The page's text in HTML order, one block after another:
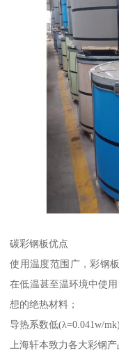
碳彩钢板优点
使用温度范围广，彩钢
在低温甚至温环境中使
想的绝热材料；
导热系数低(λ=0.041w/
上海轩本致力各大彩钢